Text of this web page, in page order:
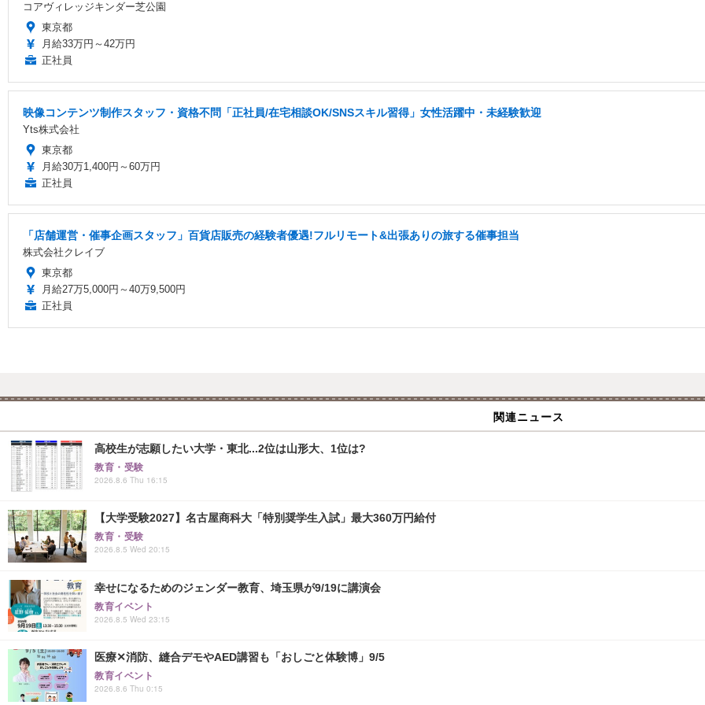
コアヴィレッジキンダー芝公園
東京都
月給33万円～42万円
正社員
映像コンテンツ制作スタッフ・資格不問「正社員/在宅相談OK/SNSスキル習得」女性活躍中・未経験歓迎
Yts株式会社
東京都
月給30万1,400円～60万円
正社員
「店舗運営・催事企画スタッフ」百貨店販売の経験者優遇!フルリモート&出張ありの旅する催事担当
株式会社クレイブ
東京都
月給27万5,000円～40万9,500円
正社員
関連ニュース
高校生が志願したい大学・東北...2位は山形大、1位は?
教育・受験
2026.8.6 Thu 16:15
【大学受験2027】名古屋商科大「特別奨学生入試」最大360万円給付
教育・受験
2026.8.5 Wed 20:15
幸せになるためのジェンダー教育、埼玉県が9/19に講演会
教育イベント
2026.8.5 Wed 23:15
医療✕消防、縫合デモやAED講習も「おしごと体験博」9/5
教育イベント
2026.8.6 Thu 0:15